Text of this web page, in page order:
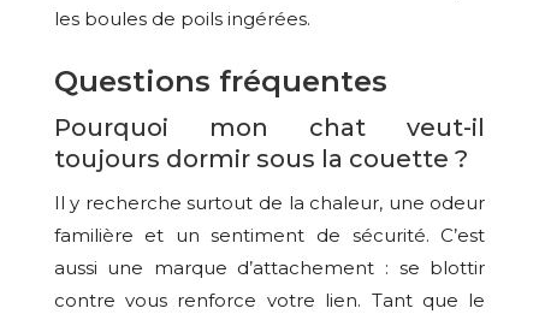
les boules de poils ingérées.
Questions fréquentes
Pourquoi mon chat veut-il
toujours dormir sous la couette ?
Il y recherche surtout de la chaleur, une odeur
familière et un sentiment de sécurité. C’est
aussi une marque d’attachement : se blottir
contre vous renforce votre lien. Tant que le